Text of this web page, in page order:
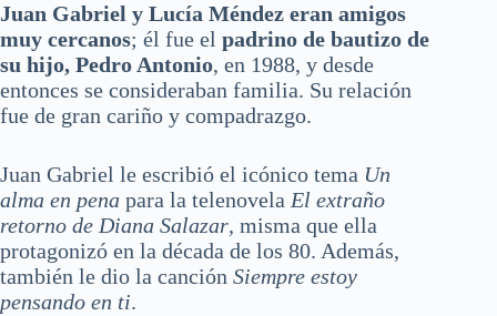
Juan Gabriel y Lucía Méndez eran amigos
muy cercanos; él fue el padrino de bautizo de
su hijo, Pedro Antonio, en 1988, y desde
entonces se consideraban familia. Su relación
fue de gran cariño y compadrazgo.
Juan Gabriel le escribió el icónico tema Un
alma en pena para la telenovela El extraño
retorno de Diana Salazar, misma que ella
protagonizó en la década de los 80. Además,
también le dio la canción Siempre estoy
pensando en ti.